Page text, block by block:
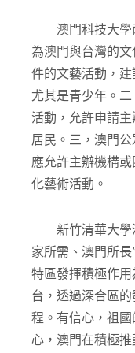
澳門科技大學
為澳門與台灣的
件的文藝活動，建
尤其是青少年。
活動，允許申請
居民。三，澳門
應允許主辦機構
化藝術活動。
新竹清華大學
家所需、澳門所
特區發揮積極作
台，透過深合區
程。有信心，祖
心，澳門在積極